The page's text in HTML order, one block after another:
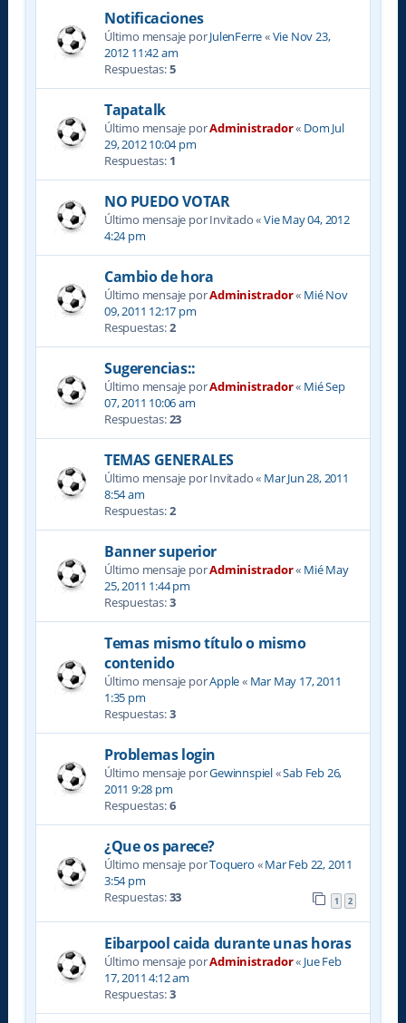
Notificaciones
Último mensaje porJulenFerre«Vie Nov 23,
2012 11:42 am
Respuestas:5
Tapatalk
Último mensaje porAdministrador« Dom Jul
29, 2012 10:04 pm
Respuestas: 1
NO PUEDO VOTAR
Último mensaje porInvitado«Vie May 04, 2012
4:24 pm
Cambio de hora
Último mensaje porAdministrador« Mié Nov
09, 2011 12:17 pm
Respuestas:2
Sugerencias::
Último mensaje porAdministrador« Mié Sep
07, 2011 10:06 am
Respuestas:23
TEMAS GENERALES
Último mensaje porInvitado« Mar Jun 28, 2011
8:54 am
Respuestas:2
Banner superior
Último mensaje porAdministrador« Mié May
25, 2011 1:44 pm
Respuestas:3
Temas mismo título o mismo
contenido
Último mensaje porApple« Mar May 17, 2011
1:35 pm
Respuestas:3
Problemas login
Último mensaje porGewinnspiel«Sab Feb 26,
2011 9:28 pm
Respuestas:6
¿Que os parece?
Último mensaje porToquero «Mar Feb 22, 2011
3:54 pm
Respuestas:33 1 2
Eibarpool caida durante unas horas
Último mensaje porAdministrador« Jue Feb
17, 2011 4:12 am
Respuestas:3